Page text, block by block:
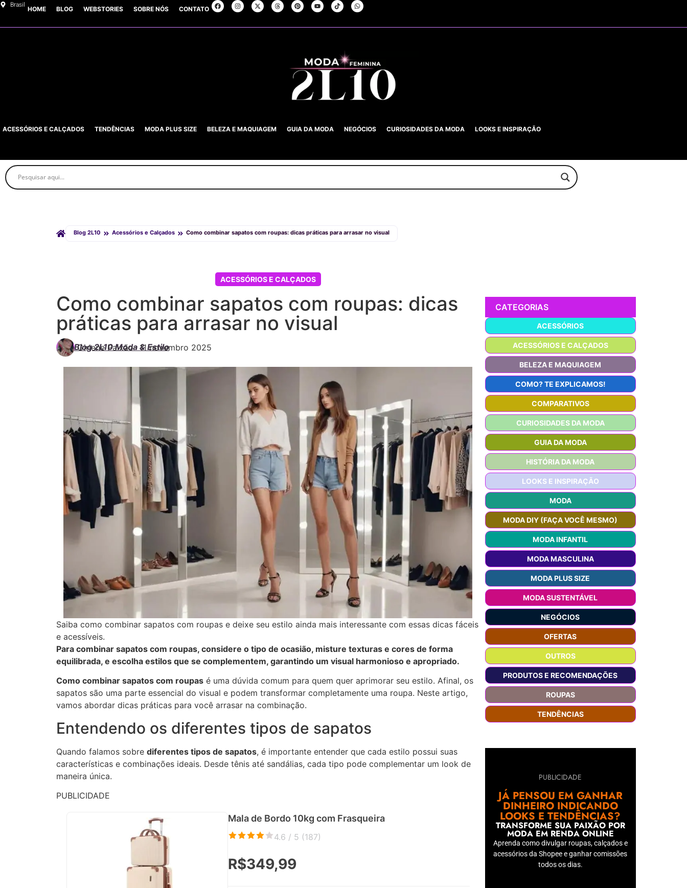
Brasil HOME BLOG WEBSTORIES SOBRE NÓS CONTATO
ACESSÓRIOS E CALÇADOS TENDÊNCIAS MODA PLUS SIZE BELEZA E MAQUIAGEM GUIA DA MODA NEGÓCIOS CURIOSIDADES DA MODA LOOKS E INSPIRAÇÃO
Blog 2L10 Acessórios e Calçados Como combinar sapatos com roupas: dicas práticas para arrasar no visual
ACESSÓRIOS E CALÇADOS
Como combinar sapatos com roupas: dicas
práticas para arrasar no visual
Blog 2L10 Moda & Estilo
Girlene Paixão- 11 novembro 2025
Saiba como combinar sapatos com roupas e deixe seu estilo ainda mais interessante com essas dicas fáceis
e acessíveis.
Para combinar sapatos com roupas, considere o tipo de ocasião, misture texturas e cores de forma
equilibrada, e escolha estilos que se complementem, garantindo um visual harmonioso e apropriado.
Como combinar sapatos com roupas é uma dúvida comum para quem quer aprimorar seu estilo. Afinal, os
sapatos são uma parte essencial do visual e podem transformar completamente uma roupa. Neste artigo,
vamos abordar dicas práticas para você arrasar na combinação.
Entendendo os diferentes tipos de sapatos
Quando falamos sobre diferentes tipos de sapatos, é importante entender que cada estilo possui suas
características e combinações ideais. Desde tênis até sandálias, cada tipo pode complementar um look de
maneira única.
PUBLICIDADE
Mala de Bordo 10kg com Frasqueira
4.6 / 5 (187)
R$349,99
CATEGORIAS
ACESSÓRIOS
ACESSÓRIOS E CALÇADOS
BELEZA E MAQUIAGEM
COMO? TE EXPLICAMOS!
COMPARATIVOS
CURIOSIDADES DA MODA
GUIA DA MODA
HISTÓRIA DA MODA
LOOKS E INSPIRAÇÃO
MODA
MODA DIY (FAÇA VOCÊ MESMO)
MODA INFANTIL
MODA MASCULINA
MODA PLUS SIZE
MODA SUSTENTÁVEL
NEGÓCIOS
OFERTAS
OUTROS
PRODUTOS E RECOMENDAÇÕES
ROUPAS
TENDÊNCIAS
PUBLICIDADE
JÁ PENSOU EM GANHAR
DINHEIRO INDICANDO
LOOKS E TENDÊNCIAS?
TRANSFORME SUA PAIXÃO POR
MODA EM RENDA ONLINE
Aprenda como divulgar roupas, calçados e
acessórios da Shopee e ganhar comissões
todos os dias.